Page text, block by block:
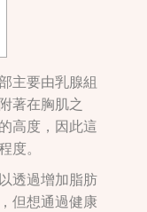
主要由乳腺組
著在胸肌之
高度，因此這
度。
透過增加脂肪
但想通過健康